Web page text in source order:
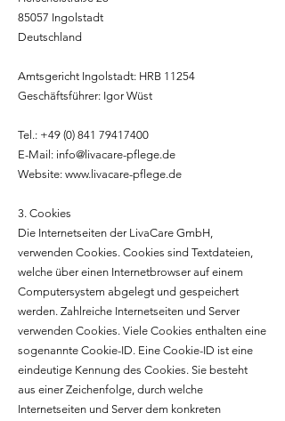
85057 Ingolstadt
Deutschland
Amtsgericht Ingolstadt: HRB 11254
Geschäftsführer: Igor Wüst
Tel.: +49 (0) 841 79417400
E-Mail: info@livacare-pflege.de
Website: www.livacare-pflege.de
3. Cookies
Die Internetseiten der LivaCare GmbH,
verwenden Cookies. Cookies sind Textdateien,
welche über einen Internetbrowser auf einem
Computersystem abgelegt und gespeichert
werden. Zahlreiche Internetseiten und Server
verwenden Cookies. Viele Cookies enthalten eine
sogenannte Cookie-ID. Eine Cookie-ID ist eine
eindeutige Kennung des Cookies. Sie besteht
aus einer Zeichenfolge, durch welche
Internetseiten und Server dem konkreten